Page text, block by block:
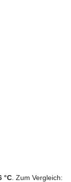
°C . Zum Vergleich: